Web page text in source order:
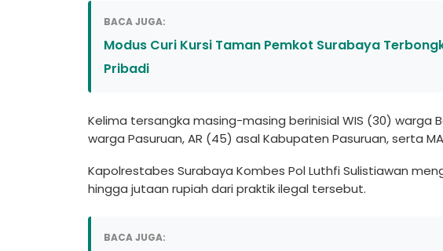
BACA JUGA:
Modus Curi Kursi Taman Pemkot Surabaya
Pribadi
Kelima tersangka masing-masing berinisial WIS (30) warga
warga Pasuruan, AR (45) asal Kabupaten Pasuruan, serta
Kapolrestabes Surabaya Kombes Pol Luthfi Sulistiawan
hingga jutaan rupiah dari praktik ilegal tersebut.
BACA JUGA: